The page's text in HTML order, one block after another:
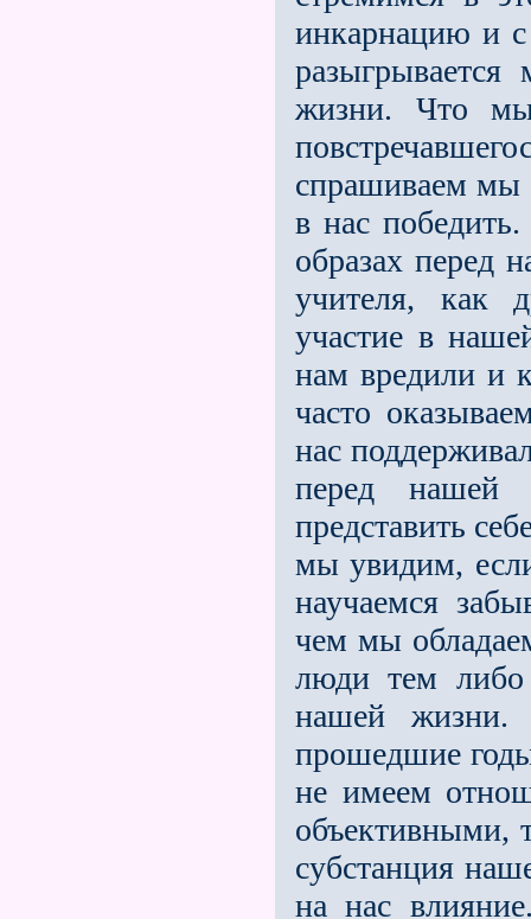
инкарнацию и с
жизни. Что
спрашиваем мы
в нас
образах перед
учителя, как
участие в
нам вредили и
часто
нас
перед
представить
мы увидим,
научаемся
чем мы
люди тем
нашей жизни.
прошедшие
не имеем
объекти­вными,
субстанция
на нас